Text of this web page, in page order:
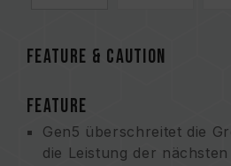
FEATURE & CAUTION
FEATURE
Gen5 überschreitet die
die Leistung der